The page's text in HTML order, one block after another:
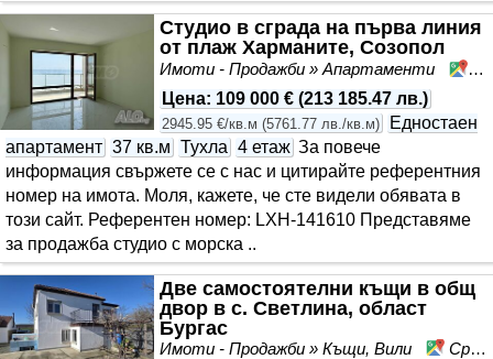
Студио в сграда на първа линия
от плаж Харманите, Созопол
Имоти - Продажби » Апартаменти
Цена: 109 000 € (213 185.47 лв.)
2945.95 €/кв.м (5761.77 лв./кв.м)
Едностаен
апартамент 37 кв.м Тухла 4 етаж За повече
информация свържете се с нас и цитирайте референтния
номер на имота. Моля, кажете, че сте видeли обявата в
този сайт. Референтен номер: LXH-141610 Представяме
за продажба студио с морска ..
Две самостоятелни къщи в общ
двор в с. Светлина, област
Бургас
Имоти - Продажби » Къщи, Вили
Средец, област Бургас